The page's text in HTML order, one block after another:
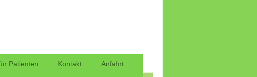
Patienten Kontakt Anfahrt